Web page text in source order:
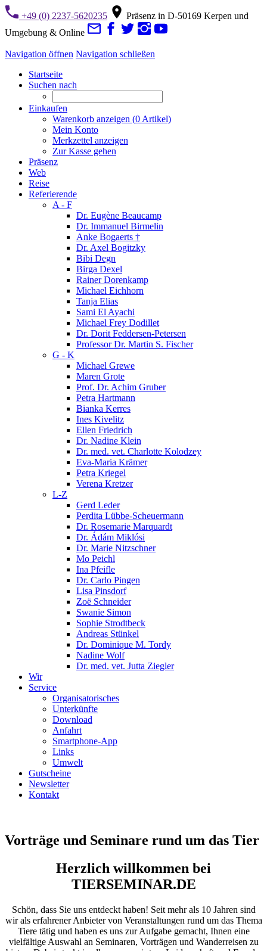
+49 (0) 2237-5620235
Präsenz in D-50169 Kerpen und
Umgebung & Online
Navigation öffnen Navigation schließen
Startseite
Suchen nach
Einkaufen
Warenkorb anzeigen (0 Artikel)
Mein Konto
Merkzettel anzeigen
Zur Kasse gehen
Präsenz
Web
Reise
Referierende
A - F
Dr. Eugène Beaucamp
Dr. Immanuel Birmelin
Anke Bogaerts †
Dr. Axel Bogitzky
Bibi Degn
Birga Dexel
Rainer Dorenkamp
Michael Eichhorn
Tanja Elias
Sami El Ayachi
Michael Frey Dodillet
Dr. Dorit Feddersen-Petersen
Professor Dr. Martin S. Fischer
G - K
Michael Grewe
Maren Grote
Prof. Dr. Achim Gruber
Petra Hartmann
Bianka Kerres
Ines Kivelitz
Ellen Friedrich
Dr. Nadine Klein
Dr. med. vet. Charlotte Kolodzey
Eva-Maria Krämer
Petra Kriegel
Verena Kretzer
L-Z
Gerd Leder
Perdita Lübbe-Scheuermann
Dr. Rosemarie Marquardt
Dr. Ádám Miklósi
Dr. Marie Nitzschner
Mo Peichl
Ina Pfeifle
Dr. Carlo Pingen
Lisa Pinsdorf
Zoë Schneider
Swanie Simon
Sophie Strodtbeck
Andreas Stünkel
Dr. Dominique M. Tordy
Nadine Wolf
Dr. med. vet. Jutta Ziegler
Wir
Service
Organisatorisches
Unterkünfte
Download
Anfahrt
Smartphone-App
Links
Umwelt
Gutscheine
Newsletter
Kontakt
Vorträge und Seminare rund um das Tier
Herzlich willkommen bei
TIERSEMINAR.DE
Schön, dass Sie uns entdeckt haben! Seit mehr als 10 Jahren sind
wir als erfahrener Anbieter von Veranstaltungen rund um das Thema
Tiere tätig und haben es uns zur Aufgabe gemacht, Ihnen eine
vielfältige Auswahl an Seminaren, Vorträgen und Wanderreisen zu